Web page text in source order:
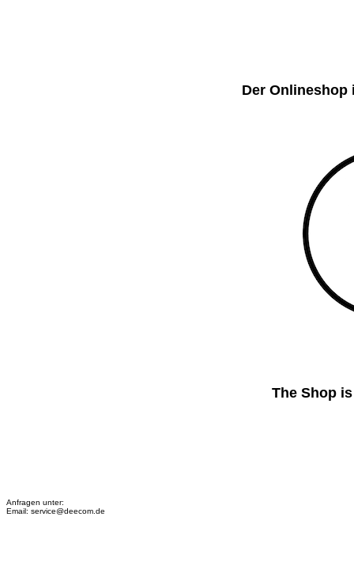
Der Onlineshop
The Shop
Anfragen unter:
Email: service@deecom.de